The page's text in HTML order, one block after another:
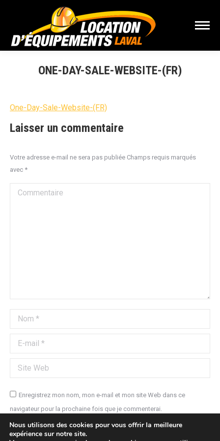
ONE-DAY-SALE-WEBSITE-(FR)
One-Day-Sale-Website-(FR)
Laisser un commentaire
Votre adresse e-mail ne sera pas publiée Champs requis marqués
avec *
Commentaire
Nom *
E-mail *
Site Web
Enregistrez mon nom, mon e-mail et mon site Web dans ce
navigateur pour la prochaine fois que je commenterai.
Poster commentaire
Nous utilisons des cookies pour vous offrir la meilleure
expérience sur notre site.